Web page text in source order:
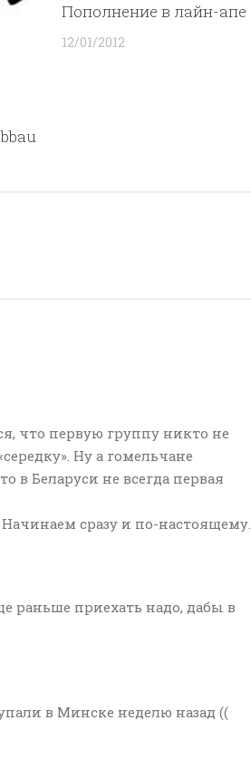
Пополнение в лайн-апе
12/01/2012
что первую группу никто не
Ну а гомельчане
в Беларуси не всегда первая
сразу и по-настоящему.
раньше приехать надо, дабы в
в Минске неделю назад ((